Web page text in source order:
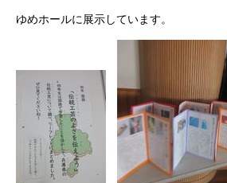
ゆめホールに展示しています。